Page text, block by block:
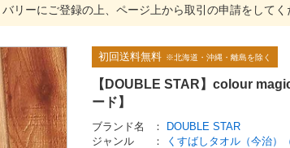
リーにご登録の上、ページ上から取引の申請をしてく
初回送料無料 ※北海道・沖縄・離島を除く
【DOUBLE STAR】colour
ード】
ブランド名 ：
DOUBLE STAR
ジャンル
： くすばしタオル（今治）